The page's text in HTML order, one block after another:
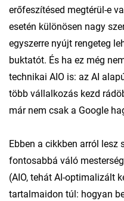
erőfeszítésed megtérül-e
esetén különösen nagy
egyszerre nyújt rengeteg
buktatót. És ha ez még
technikai AIO is: az AI
több vállalkozás kezd
már nem csak a Google
Ebben a cikkben arról lesz
fontosabbá váló
(AIO, tehát AI-optimalizált
tartalmaidon túl: hogyan